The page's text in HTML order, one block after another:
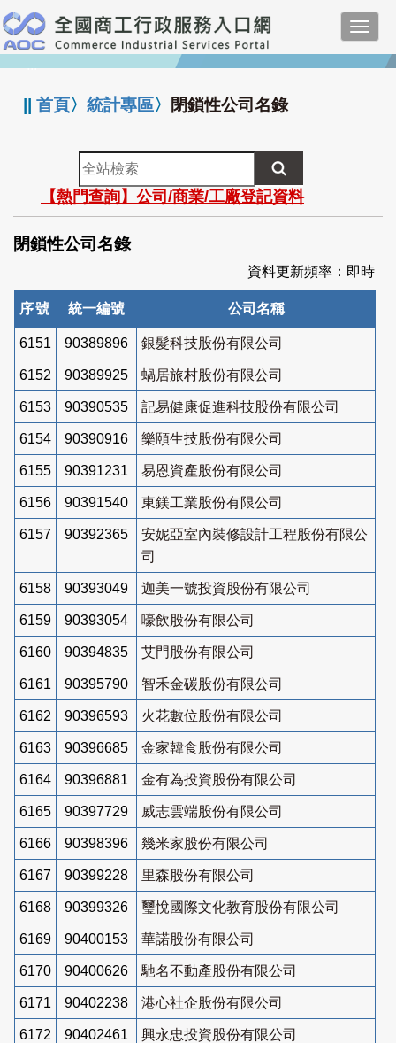
跳
到
主
要
:::
||首頁〉統計專區〉 閉鎖性公司名錄
全
站
檢
索
【熱門查詢】公司/商業/工廠登記資料
閉鎖性公司名錄
資料更新頻率：即時
序號 統一編號 公司名稱
6151 90389896 銀髮科技股份有限公司
6152 90389925 蝸居旅村股份有限公司
6153 90390535 記易健康促進科技股份有限公司
6154 90390916 樂頤生技股份有限公司
6155 90391231 易恩資產股份有限公司
6156 90391540 東鎂工業股份有限公司
6157 90392365
安妮亞室內裝修設計工程股份有限公
司
6158 90393049 迦美一號投資股份有限公司
6159 90393054 嚎飲股份有限公司
6160 90394835 艾門股份有限公司
6161 90395790 智禾金碳股份有限公司
6162 90396593 火花數位股份有限公司
6163 90396685 金家韓食股份有限公司
6164 90396881 金有為投資股份有限公司
6165 90397729 威志雲端股份有限公司
6166 90398396 幾米家股份有限公司
6167 90399228 里森股份有限公司
6168 90399326 璽悅國際文化教育股份有限公司
6169 90400153 華諾股份有限公司
6170 90400626 馳名不動產股份有限公司
6171 90402238 港心社企股份有限公司
6172 90402461 興永忠投資股份有限公司